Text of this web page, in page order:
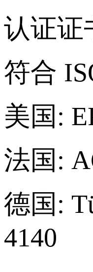
认证证
符合
美国:
法国:
德国:
4140